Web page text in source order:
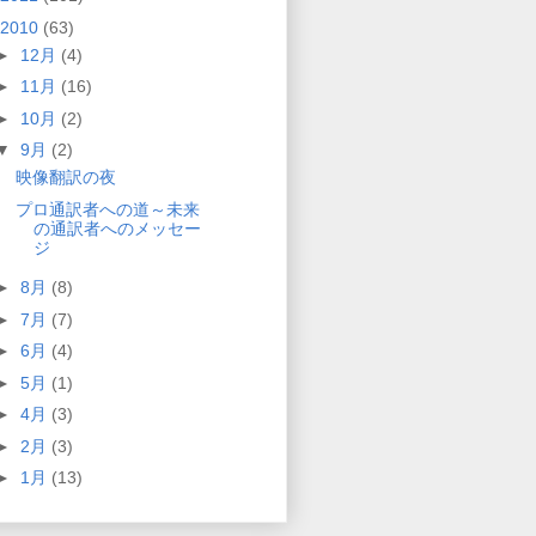
2010 (63)
12月 (4)
11月 (16)
10月 (2)
9月 (2)
映像翻訳の夜
プロ通訳者への道～未来
の通訳者へのメッセー
ジ
8月 (8)
7月 (7)
6月 (4)
5月 (1)
4月 (3)
2月 (3)
1月 (13)